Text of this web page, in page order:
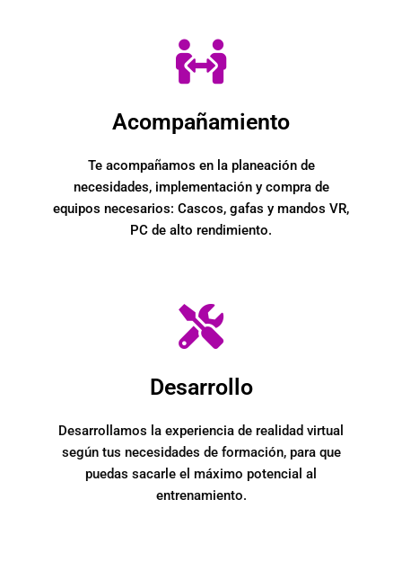
Acompañamiento
Te acompañamos en la planeación de
necesidades, implementación y compra de
equipos necesarios: Cascos, gafas y mandos VR,
PC de alto rendimiento.
Desarrollo
Desarrollamos la experiencia de realidad virtual
según tus necesidades de formación, para que
puedas sacarle el máximo potencial al
entrenamiento.